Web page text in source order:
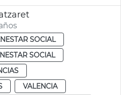
SOCIAL
SOCIAL
VALENCIA